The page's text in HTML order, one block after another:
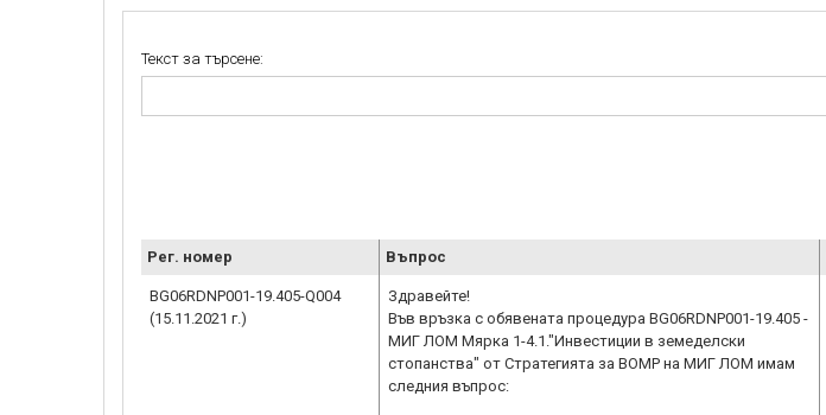
Текст за търсене:
Рег. номер Въпрос
BG06RDNP001-19.405-Q004
(15.11.2021 г.)
Здравейте!
Във връзка с обявената процедура BG06RDNP001-19.405 -
МИГ ЛОМ Мярка 1-4.1."Инвестиции в земеделски
стопанства" от Стратегията за ВОМР на МИГ ЛОМ имам
следния въпрос: